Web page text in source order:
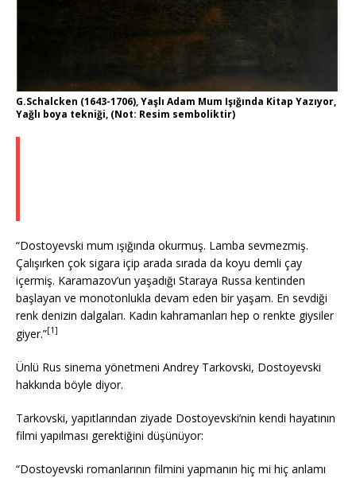
G.Schalcken (1643-1706), Yaşlı Adam Mum Işığında Kitap Yazıyor,
Yağlı boya tekniği, (Not: Resim semboliktir)
“Dostoyevski mum ışığında okurmuş. Lamba sevmezmiş.
Çalışırken çok sigara içip arada sırada da koyu demli çay
içermiş. Karamazov’un yaşadığı Staraya Russa kentinden
başlayan ve monotonlukla devam eden bir yaşam. En sevdiği
renk denizin dalgaları. Kadın kahramanları hep o renkte giysiler
giyer.”[1]
Ünlü Rus sinema yönetmeni Andrey Tarkovski, Dostoyevski
hakkında böyle diyor.
Tarkovski, yapıtlarından ziyade Dostoyevski’nin kendi hayatının
filmi yapılması gerektiğini düşünüyor:
“Dostoyevski romanlarının filmini yapmanın hiç mi hiç anlamı